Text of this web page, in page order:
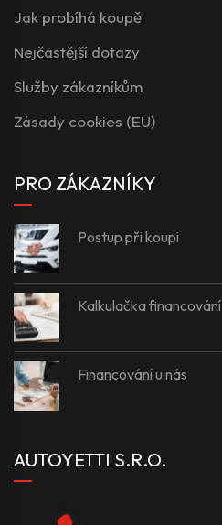
Jak probíhá koupě
Nejčastější dotazy
Služby zákazníkům
Zásady cookies (EU)
PRO ZÁKAZNÍKY
Postup při koupi
Kalkulačka financování
Financování u nás
AUTOYETTI S.R.O.